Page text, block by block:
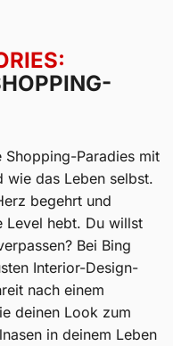
Shopping-Paradies mit
das Leben selbst.
begehrt und
Level hebt. Du willst
Bei Bing
Interior-Design-
nach einem
deinen Look zum
in deinem Leben